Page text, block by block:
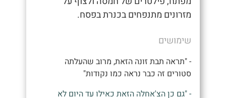
מזרונים מתנפחים בכנרת בפסח.
שימושים
- "תראה תבת זונה הזאת, מרוב שהעלתה
סטורים זה כבר נראה כמו נקודות"
- "גם כן הצ'אחלה הזאת כאילו עד היום לא